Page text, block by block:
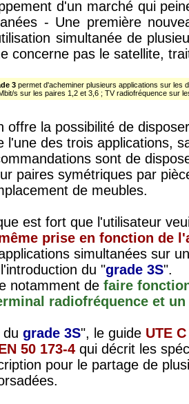
d'un marché qui
- Une première
simultanée de
concerne pas le satellite,
3 permet d'acheminer plusieurs applications sur les
s sur les paires 1,2 et 3,6 ; TV radiofréquence sur
offre la possibilité de
l'une des trois applications,
sont de
paires symétriques par
de meubles.
est fort que l'utilisateur
prise en fonction de
simultanées sur
du "grade 3S".
notamment de faire
radiofréquence et
grade 3S", le guide UTE
50 173-4 qui décrit les
pour le partage de